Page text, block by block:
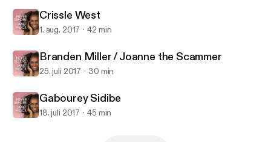
Crissle West
1. aug. 2017 42 min
Branden Miller / Joanne the Scammer
25. juli 2017 30 min
Gabourey Sidibe
18. juli 2017 45 min